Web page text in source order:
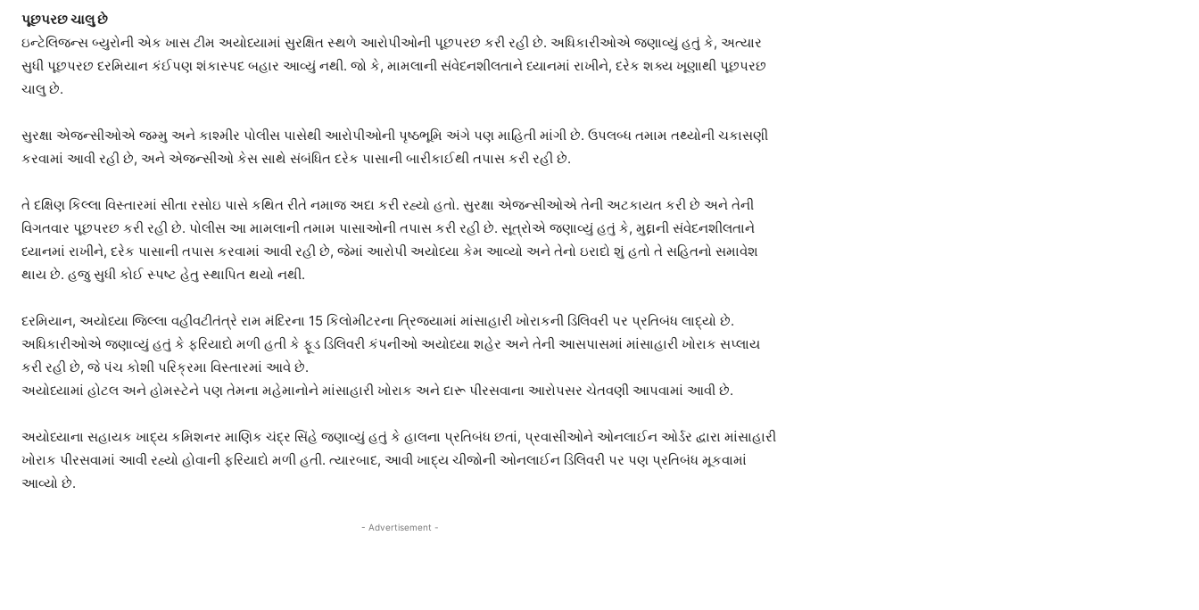
પૂછપરછ ચાલુ છે
ઇન્ટેલિજન્સ બ્યુરોની એક ખાસ ટીમ અયોધ્યામાં સુરક્ષિત સ્થળે આરોપીઓની પૂછપરછ કરી રહી છે. અધિકારીઓએ જણાવ્યું હતું કે, અત્યાર
સુધી પૂછપરછ દરમિયાન કંઈપણ શંકાસ્પદ બહાર આવ્યું નથી. જો કે, મામલાની સંવેદનશીલતાને ધ્યાનમાં રાખીને, દરેક શક્ય ખૂણાથી પૂછપરછ
ચાલુ છે.
સુરક્ષા એજન્સીઓએ જમ્મુ અને કાશ્મીર પોલીસ પાસેથી આરોપીઓની પૃષ્ઠભૂમિ અંગે પણ માહિતી માંગી છે. ઉપલબ્ધ તમામ તથ્યોની ચકાસણી
કરવામાં આવી રહી છે, અને એજન્સીઓ કેસ સાથે સંબંધિત દરેક પાસાની બારીકાઈથી તપાસ કરી રહી છે.
તે દક્ષિણ કિલ્લા વિસ્તારમાં સીતા રસોઇ પાસે કથિત રીતે નમાજ અદા કરી રહ્યો હતો. સુરક્ષા એજન્સીઓએ તેની અટકાયત કરી છે અને તેની
વિગતવાર પૂછપરછ કરી રહી છે. પોલીસ આ મામલાની તમામ પાસાઓની તપાસ કરી રહી છે. સૂત્રોએ જણાવ્યું હતું કે, મુદ્દાની સંવેદનશીલતાને
ધ્યાનમાં રાખીને, દરેક પાસાની તપાસ કરવામાં આવી રહી છે, જેમાં આરોપી અયોધ્યા કેમ આવ્યો અને તેનો ઇરાદો શું હતો તે સહિતનો સમાવેશ
થાય છે. હજુ સુધી કોઈ સ્પષ્ટ હેતુ સ્થાપિત થયો નથી.
દરમિયાન, અયોધ્યા જિલ્લા વહીવટીતંત્રે રામ મંદિરના 15 કિલોમીટરના ત્રિજ્યામાં માંસાહારી ખોરાકની ડિલિવરી પર પ્રતિબંધ લાદ્યો છે.
અધિકારીઓએ જણાવ્યું હતું કે ફરિયાદો મળી હતી કે ફૂડ ડિલિવરી કંપનીઓ અયોધ્યા શહેર અને તેની આસપાસમાં માંસાહારી ખોરાક સપ્લાય
કરી રહી છે, જે પંચ કોશી પરિક્રમા વિસ્તારમાં આવે છે.
અયોધ્યામાં હોટલ અને હોમસ્ટેને પણ તેમના મહેમાનોને માંસાહારી ખોરાક અને દારૂ પીરસવાના આરોપસર ચેતવણી આપવામાં આવી છે.
અયોધ્યાના સહાયક ખાદ્ય કમિશનર માણિક ચંદ્ર સિંહે જણાવ્યું હતું કે હાલના પ્રતિબંધ છતાં, પ્રવાસીઓને ઓનલાઈન ઓર્ડર દ્વારા માંસાહારી
ખોરાક પીરસવામાં આવી રહ્યો હોવાની ફરિયાદો મળી હતી. ત્યારબાદ, આવી ખાદ્ય ચીજોની ઓનલાઈન ડિલિવરી પર પણ પ્રતિબંધ મૂકવામાં
આવ્યો છે.
- Advertisement -